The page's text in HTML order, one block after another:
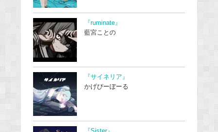
『ruminate』
藍宮ことの
『サイネリア』
かげぴーぼーる